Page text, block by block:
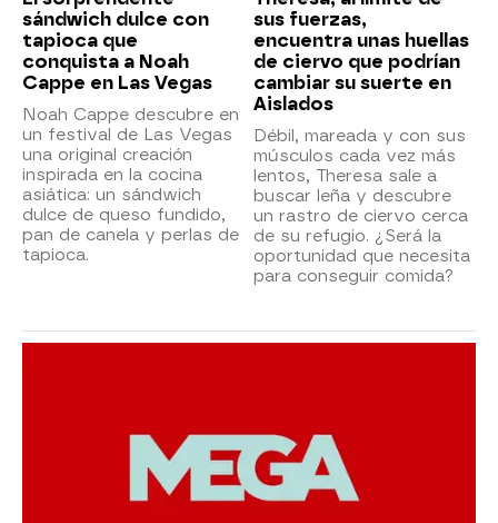
sándwich dulce con
tapioca que
conquista a Noah
Cappe en Las Vegas
Noah Cappe descubre en
un festival de Las Vegas
una original creación
inspirada en la cocina
asiática: un sándwich
dulce de queso fundido,
pan de canela y perlas de
tapioca.
sus fuerzas,
encuentra unas huellas
de ciervo que podrían
cambiar su suerte en
Aislados
Débil, mareada y con sus
músculos cada vez más
lentos, Theresa sale a
buscar leña y descubre
un rastro de ciervo cerca
de su refugio. ¿Será la
oportunidad que necesita
para conseguir comida?